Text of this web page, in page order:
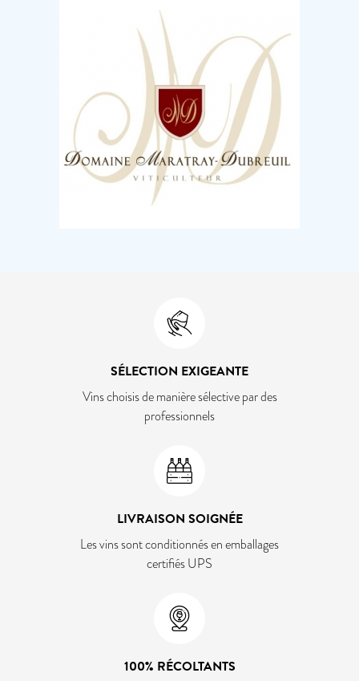
SÉLECTION EXIGEANTE
Vins choisis de manière sélective par des
professionnels
LIVRAISON SOIGNÉE
Les vins sont conditionnés en emballages
certifiés UPS
100% RÉCOLTANTS